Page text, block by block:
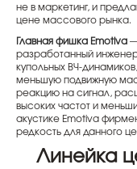
не в маркетинг, и
цене массового рынка.
Главная фишка Emotiva —
разработанный
купольных ВЧ-
меньшую подвижную
реакцию на сигнал,
высоких частот и
акустике Emotiva
редкость для данного
Линейка